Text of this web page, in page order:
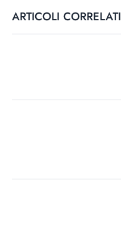
ARTICOLI CORRELATI